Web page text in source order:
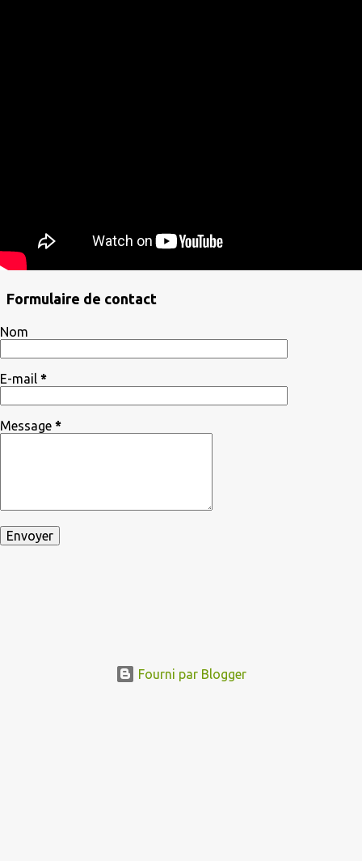
Formulaire de contact
Nom
E-mail *
Message *
Fourni par Blogger